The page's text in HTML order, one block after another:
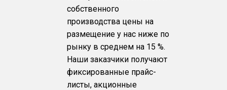
собственного
производства цены на
размещение у нас ниже по
рынку в среднем на 15 %.
Наши заказчики получают
фиксированные прайс-
листы, акционные